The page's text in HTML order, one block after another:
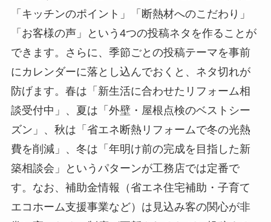
「キッチンのポイント」「断熱材へのこだわり」
「お客様の声」という4つの投稿ネタを作ることが
できます。さらに、季節ごとの投稿テーマを事前
にカレンダーに落とし込んでおくと、ネタ切れが
防げます。春は「新生活に合わせたリフォーム相
談受付中」、夏は「外壁・屋根点検のベストシー
ズン」、秋は「省エネ断熱リフォームで冬の光熱
費を削減」、冬は「年明け前の完成を目指した新
築相談会」というパターンが工務店では定番で
す。なお、補助金情報（省エネ住宅補助・子育て
エコホーム支援事業など）は見込み客の関心が非